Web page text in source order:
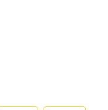
luces activas)